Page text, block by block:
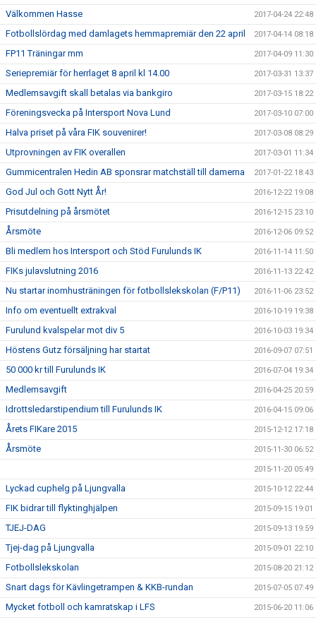
Välkommen Hasse 2017-04-24 22:48
Fotbollslördag med damlagets hemmapremiär den 22 april 2017-04-14 08:18
FP11 Träningar mm 2017-04-09 11:30
Seriepremiär för herrlaget 8 april kl 14.00 2017-03-31 13:37
Medlemsavgift skall betalas via bankgiro 2017-03-15 18:22
Föreningsvecka på Intersport Nova Lund 2017-03-10 07:00
Halva priset på våra FIK souvenirer! 2017-03-08 08:29
Utprovningen av FIK overallen 2017-03-01 11:34
Gummicentralen Hedin AB sponsrar matchställ till damerna 2017-01-22 18:43
God Jul och Gott Nytt År! 2016-12-22 19:08
Prisutdelning på årsmötet 2016-12-15 23:10
Årsmöte 2016-12-06 09:52
Bli medlem hos Intersport och Stöd Furulunds IK 2016-11-14 11:50
FIKs julavslutning 2016 2016-11-13 22:42
Nu startar inomhusträningen för fotbollslekskolan (F/P11) 2016-11-06 23:52
Info om eventuellt extrakval 2016-10-19 19:38
Furulund kvalspelar mot div 5 2016-10-03 19:34
Höstens Gutz försäljning har startat 2016-09-07 07:51
50 000 kr till Furulunds IK 2016-07-04 19:34
Medlemsavgift 2016-04-25 20:59
Idrottsledarstipendium till Furulunds IK 2016-04-15 09:06
Årets FIKare 2015 2015-12-12 17:18
Årsmöte 2015-11-30 06:52
2015-11-20 05:49
Lyckad cuphelg på Ljungvalla 2015-10-12 22:44
FIK bidrar till flyktinghjälpen 2015-09-15 19:01
TJEJ-DAG 2015-09-13 19:59
Tjej-dag på Ljungvalla 2015-09-01 22:10
Fotbollslekskolan 2015-08-20 21:12
Snart dags för Kävlingetrampen & KKB-rundan 2015-07-05 07:49
Mycket fotboll och kamratskap i LFS 2015-06-20 11:06